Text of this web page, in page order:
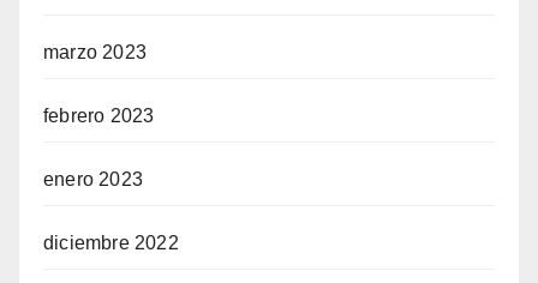
marzo 2023
febrero 2023
enero 2023
diciembre 2022